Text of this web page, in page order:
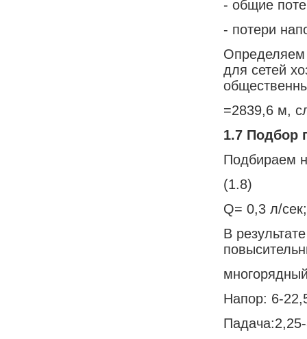
- общие
- потери
Определяем
для сетей
=2839,6 м,
1.7 Подбор
Подбираем
(1.8)
Q= 0,3 л/сек;
В
Напор: 6-